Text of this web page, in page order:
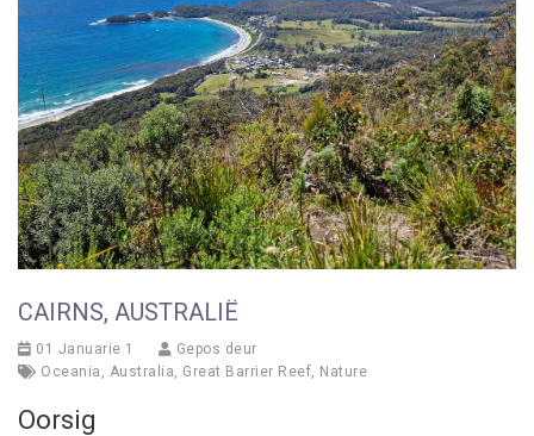
CAIRNS, AUSTRALIË
01 Januarie 1
Gepos deur
Oceania
Australia Great Barrier Reef Nature
Oorsig